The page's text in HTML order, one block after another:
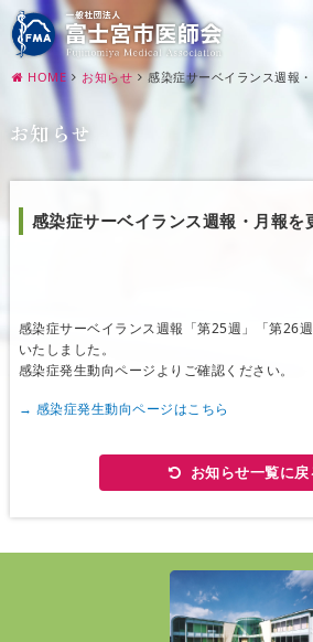
HOME お知らせ 感染症サーベイランス週報
お知らせ
感染症サーベイランス週報・月報を
感染症サーベイランス週報「第25週」「第26
いたしました。
感染症発生動向ページよりご確認ください。
→ 感染症発生動向ページはこちら
お知らせ一覧に戻